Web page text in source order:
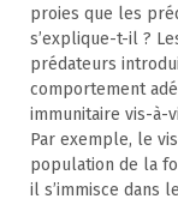
proies que les
s’explique-t-il ?
prédateurs
comportement
immunitaire vis-à-
Par exemple, le
population de la
il s’immisce dans